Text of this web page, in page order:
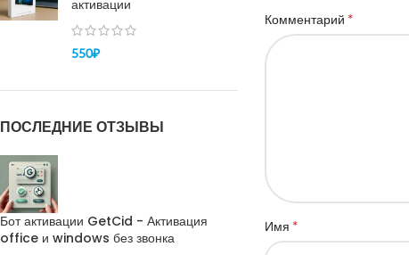
активации
550₽
ПОСЛЕДНИЕ ОТЗЫВЫ
Бот активации GetCid - Активация
office и windows без звонка
Комментарий *
Имя *